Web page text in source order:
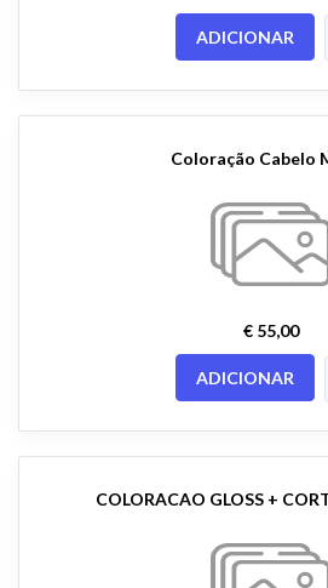
ADICIONAR
Coloração Cabelo
€ 55,00
ADICIONAR
COLORACAO GLOSS +